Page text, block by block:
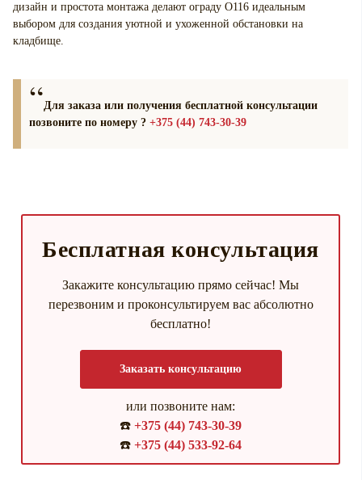
дизайн и простота монтажа делают ограду О116 идеальным
выбором для создания уютной и ухоженной обстановки на
кладбище.
Для заказа или получения бесплатной консультации
позвоните по номеру ? +375 (44) 743-30-39
Бесплатная консультация
Закажите консультацию прямо сейчас! Мы
перезвоним и проконсультируем вас абсолютно
бесплатно!
Заказать консультацию
или позвоните нам:
☎️ +375 (44) 743-30-39
☎️ +375 (44) 533-92-64